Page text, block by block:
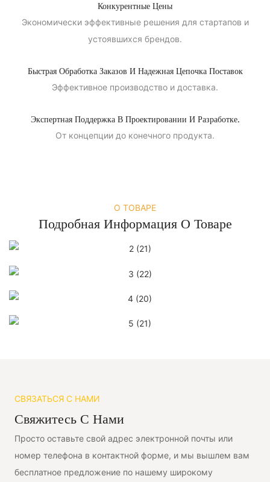
Конкурентные Цены
Экономически эффективные решения для стартапов и
устоявшихся брендов.
Быстрая Обработка Заказов И Надежная Цепочка Поставок
Эффективное производство и доставка.
Экспертная Поддержка В Проектировании И Разработке.
От концепции до конечного продукта.
О ТОВАРЕ
Подробная Информация О Товаре
СВЯЗАТЬСЯ С НАМИ
Свяжитесь С Нами
Просто оставьте свой адрес электронной почты или
номер телефона в контактной форме, и мы вышлем вам
бесплатное предложение по нашему широкому